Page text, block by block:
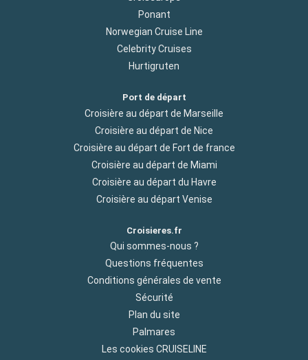
Ponant
Norwegian Cruise Line
Celebrity Cruises
Hurtigruten
Port de départ
Croisière au départ de Marseille
Croisière au départ de Nice
Croisière au départ de Fort de france
Croisière au départ de Miami
Croisière au départ du Havre
Croisière au départ Venise
Croisieres.fr
Qui sommes-nous ?
Questions fréquentes
Conditions générales de vente
Sécurité
Plan du site
Palmares
Les cookies CRUISELINE